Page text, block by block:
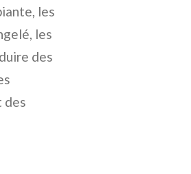
les
les
des
des